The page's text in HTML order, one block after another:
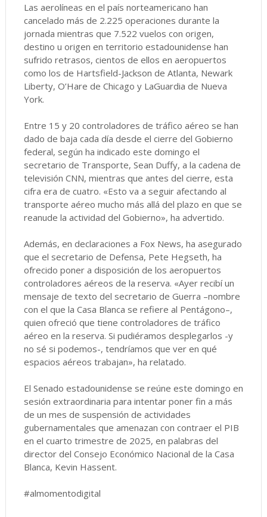
Las aerolíneas en el país norteamericano han
cancelado más de 2.225 operaciones durante la
jornada mientras que 7.522 vuelos con origen,
destino u origen en territorio estadounidense han
sufrido retrasos, cientos de ellos en aeropuertos
como los de Hartsfield-Jackson de Atlanta, Newark
Liberty, O’Hare de Chicago y LaGuardia de Nueva
York.
Entre 15 y 20 controladores de tráfico aéreo se han
dado de baja cada día desde el cierre del Gobierno
federal, según ha indicado este domingo el
secretario de Transporte, Sean Duffy, a la cadena de
televisión CNN, mientras que antes del cierre, esta
cifra era de cuatro. «Esto va a seguir afectando al
transporte aéreo mucho más allá del plazo en que se
reanude la actividad del Gobierno», ha advertido.
Además, en declaraciones a Fox News, ha asegurado
que el secretario de Defensa, Pete Hegseth, ha
ofrecido poner a disposición de los aeropuertos
controladores aéreos de la reserva. «Ayer recibí un
mensaje de texto del secretario de Guerra –nombre
con el que la Casa Blanca se refiere al Pentágono–,
quien ofreció que tiene controladores de tráfico
aéreo en la reserva. Si pudiéramos desplegarlos -y
no sé si podemos-, tendríamos que ver en qué
espacios aéreos trabajan», ha relatado.
El Senado estadounidense se reúne este domingo en
sesión extraordinaria para intentar poner fin a más
de un mes de suspensión de actividades
gubernamentales que amenazan con contraer el PIB
en el cuarto trimestre de 2025, en palabras del
director del Consejo Económico Nacional de la Casa
Blanca, Kevin Hassent.
#almomentodigital